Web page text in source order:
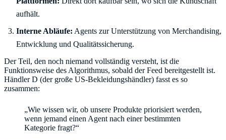
aufhält.
Interne Abläufe: Agents zur Unterstützung von Merchandising,
Entwicklung und Qualitätssicherung.
Der Teil, den noch niemand vollständig versteht, ist die
Funktionsweise des Algorithmus, sobald der Feed bereitgestellt ist.
Händler D (der große US-Bekleidungshändler) fasst es so
zusammen:
„Wie wissen wir, ob unsere Produkte priorisiert werden,
wenn jemand einen Agent nach einer bestimmten